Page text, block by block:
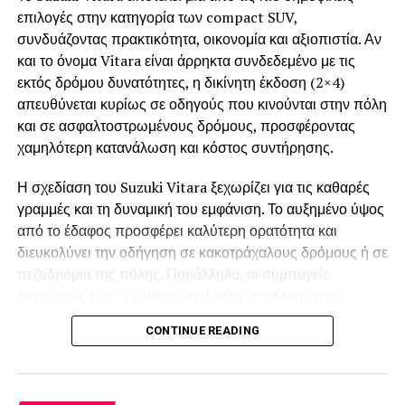
περιλαμβάνει μέχρι ανίχνευση τυφλού σημείου και
προειδοποίηση για ασφαλές άνοιγμα των θυρών.
Ιδιαίτερα σύγχρονη είναι και η εφαρμογή Leapmotor app
που επιτρέπει απομακρυσμένο έλεγχο λειτουργιών καθώς
και τον εντοπισμό του αυτοκινήτου μέσω του smartphone.
Το ίδιο το smartphone με τη σειρά του, παίζει και τον ρόλο
του ασύρματου κλειδιού Bluetooth.
Ο ηλεκτρικός κινητήρας αποδίδει 95 HP και 158 Nm, με
την μπαταρία να έχει ενεργειακή χωρητικότητα 37,3 kWh
και την εργοστασιακή αυτονομία στο μικτό κύκλο WLTP να
αγγίζει τα 265 km. Στον αστικό κύκλο το νούμερο αυτό
Αθόρυβο, ευέλικτο στην οδήγηση, πανεύκολο στο
επιλογές στην κατηγορία των compact SUV,
συνδυάζοντας πρακτικότητα, οικονομία και αξιοπιστία. Αν
και το όνομα Vitara είναι άρρηκτα συνδεδεμένο με τις
εκτός δρόμου δυνατότητες, η δικίνητη έκδοση (2×4)
απευθύνεται κυρίως σε οδηγούς που κινούνται στην πόλη
και σε ασφαλτοστρωμένους δρόμους, προσφέροντας
χαμηλότερη κατανάλωση και κόστος συντήρησης.
Η σχεδίαση του Suzuki Vitara ξεχωρίζει για τις καθαρές
γραμμές και τη δυναμική του εμφάνιση. Το αυξημένο ύψος
από το έδαφος προσφέρει καλύτερη ορατότητα και
διευκολύνει την οδήγηση σε κακοτράχαλους δρόμους ή σε
πεζοδρόμια της πόλης. Παράλληλα, οι συμπαγείς
καθημερινή μετακίνηση και στο παρκάρισμα.
και άνετους χώρους για τέσσερις έως πέντε επιβάτες. Τα
καθίσματα προσφέρουν καλή στήριξη, ενώ οι χώροι για τα
CONTINUE READING